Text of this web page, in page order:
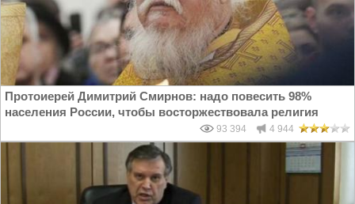
Протоиерей Димитрий Смирнов: надо повесить 98%
населения России, чтобы восторжествовала религия
93 394 4 944